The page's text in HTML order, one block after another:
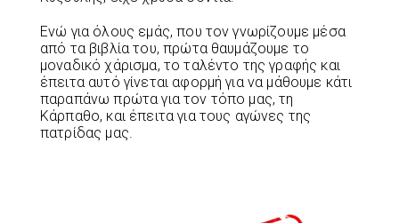
Ενώ για όλους εμάς, που τον γνωρίζουμε μέσα
από τα βιβλία του, πρώτα θαυμάζουμε το
μοναδικό χάρισμα, το ταλέντο της γραφής και
έπειτα αυτό γίνεται αφορμή για να μάθουμε κάτι
παραπάνω πρώτα για τον τόπο μας, τη
Κάρπαθο, και έπειτα για τους αγώνες της
πατρίδας μας.